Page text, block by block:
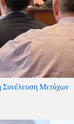
Συνέλευση Μετόχων